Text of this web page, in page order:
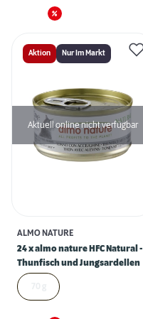
Aktion Nur Im Markt
Aktuell online nicht verfügbar
ALMO NATURE
24 x almo nature HFC Natural -
Thunfisch und Jungsardellen